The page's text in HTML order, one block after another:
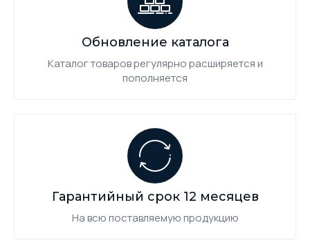
Обновление каталога
Каталог товаров регулярно расширяется и
пополняется
Гарантийный срок 12 месяцев
На всю поставляемую продукцию